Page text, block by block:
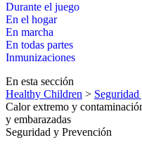
Durante el juego
En el hogar
En marcha
En todas partes
Inmunizaciones
En esta sección
Healthy Children >
Calor extremo y
y embarazadas
Seguridad y Prevención